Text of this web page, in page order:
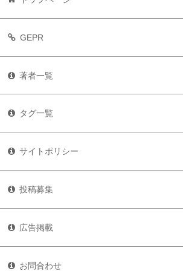
GEPR
著者一覧
タグ一覧
サイトポリシー
投稿募集
広告掲載
お問合わせ